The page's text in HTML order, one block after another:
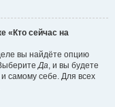
«Кто сейчас на
вы найдёте опцию
Да, и вы будете
самому себе. Для всех